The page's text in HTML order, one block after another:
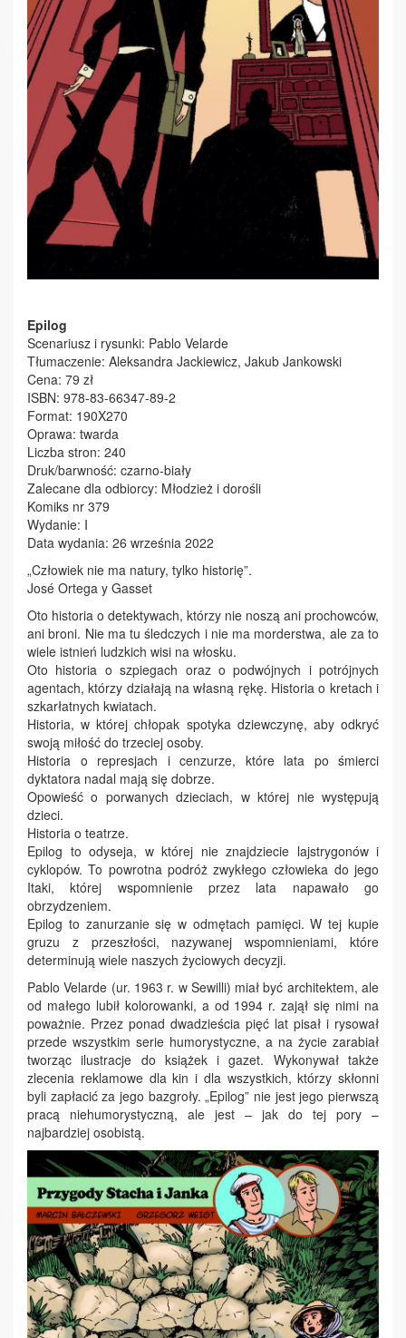
Epilog
Scenariusz i rysunki: Pablo Velarde
Tłumaczenie: Aleksandra Jackiewicz, Jakub Jankowski
Cena: 79 zł
ISBN: 978-83-66347-89-2
Format: 190X270
Oprawa: twarda
Liczba stron: 240
Druk/barwność: czarno-biały
Zalecane dla odbiorcy: Młodzież i dorośli
Komiks nr 379
Wydanie: I
Data wydania: 26 września 2022
„Człowiek nie ma natury, tylko historię”.
José Ortega y Gasset
Oto historia o detektywach, którzy nie noszą ani prochowców,
ani broni. Nie ma tu śledczych i nie ma morderstwa, ale za to
wiele istnień ludzkich wisi na włosku.
Oto historia o szpiegach oraz o podwójnych i potrójnych
agentach, którzy działają na własną rękę. Historia o kretach i
szkarłatnych kwiatach.
Historia, w której chłopak spotyka dziewczynę, aby odkryć
swoją miłość do trzeciej osoby.
Historia o represjach i cenzurze, które lata po śmierci
dyktatora nadal mają się dobrze.
Opowieść o porwanych dzieciach, w której nie występują
dzieci.
Historia o teatrze.
Epilog to odyseja, w której nie znajdziecie lajstrygonów i
cyklopów. To powrotna podróż zwykłego człowieka do jego
Itaki, której wspomnienie przez lata napawało go
obrzydzeniem.
Epilog to zanurzanie się w odmętach pamięci. W tej kupie
gruzu z przeszłości, nazywanej wspomnieniami, które
determinują wiele naszych życiowych decyzji.
Pablo Velarde (ur. 1963 r. w Sewilli) miał być architektem, ale
od małego lubił kolorowanki, a od 1994 r. zajął się nimi na
poważnie. Przez ponad dwadzieścia pięć lat pisał i rysował
przede wszystkim serie humorystyczne, a na życie zarabiał
tworząc ilustracje do książek i gazet. Wykonywał także
zlecenia reklamowe dla kin i dla wszystkich, którzy skłonni
byli zapłacić za jego bazgroły. „Epilog” nie jest jego pierwszą
pracą niehumorystyczną, ale jest – jak do tej pory –
najbardziej osobistą.